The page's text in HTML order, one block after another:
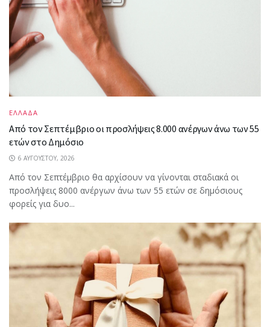
ΕΛΛΑΔΑ
Από τον Σεπτέμβριο οι προσλήψεις 8.000 ανέργων άνω των 55
ετών στο Δημόσιο
6 ΑΥΓΟΎΣΤΟΥ, 2026
Από τον Σεπτέμβριο θα αρχίσουν να γίνονται σταδιακά οι
προσλήψεις 8000 ανέργων άνω των 55 ετών σε δημόσιους
φορείς για δυο...